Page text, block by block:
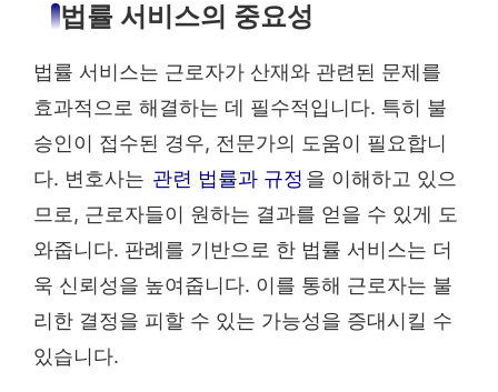
법률 서비스의 중요성
법률 서비스는 근로자가 산재와 관련된 문제를
효과적으로 해결하는 데 필수적입니다. 특히 불
승인이 접수된 경우, 전문가의 도움이 필요합니
다. 변호사는 관련 법률과 규정 을 이해하고 있으
므로, 근로자들이 원하는 결과를 얻을 수 있게 도
와줍니다. 판례를 기반으로 한 법률 서비스는 더
욱 신뢰성을 높여줍니다. 이를 통해 근로자는 불
리한 결정을 피할 수 있는 가능성을 증대시킬 수
있습니다.